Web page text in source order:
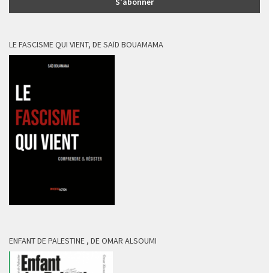
LE FASCISME QUI VIENT, DE SAÏD BOUAMAMA
ENFANT DE PALESTINE , DE OMAR ALSOUMI